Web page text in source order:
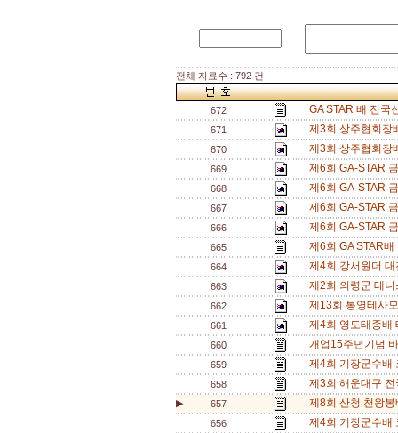
전체 자료수 : 792 건
672 GA STAR 배 전국
671 제3회 상주협회장
670 제3회 상주협회장
669 제6회 GA-STAR
668 제6회 GA-STAR
667 제6회 GA-STAR
666 제6회 GA-STAR
665 제6회 GA STAR
664 제4회 강서원더
663 제2회 의령군 테
662 제13회 통영테사
661 제4회 영도태종배
660 개업15주년기념
659 제4회 기장군수
658 제3회 해운대구
▶ 657 제8회 산청 천왕
656 제4회 기장군수